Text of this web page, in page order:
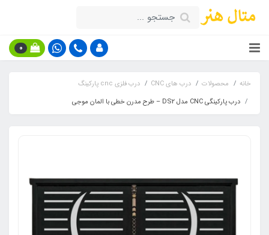
0
خانه محصولات درب های CNC
درب فلزی cnc پارکینگ
درب پارکینگی CNC مدل DS2 – طرح مدرن خطی با المان موجی